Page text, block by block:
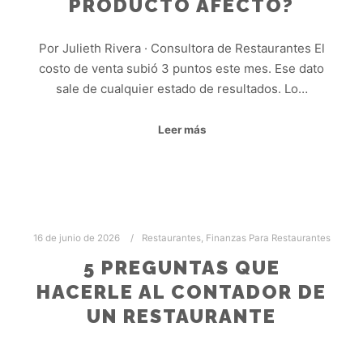
PRODUCTO AFECTÓ?
Por Julieth Rivera · Consultora de Restaurantes El
costo de venta subió 3 puntos este mes. Ese dato
sale de cualquier estado de resultados. Lo…
Leer más
16 de junio de 2026 Restaurantes, Finanzas Para Restaurantes
5 PREGUNTAS QUE
HACERLE AL CONTADOR DE
UN RESTAURANTE